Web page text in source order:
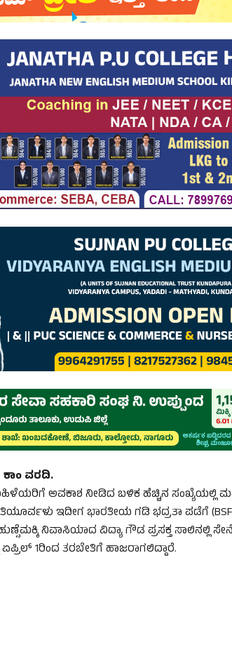
ವರದಿ.
ಅವಕಾಶ ನೀಡಿದ ಬಳಿಕ ಹೆಚ್ಚಿನ ಸಂಖ್ಯೆಯಲ್ಲಿ
ಇದೀಗ ಭಾರತೀಯ ಗಡಿ ಭದ್ರತಾ ಪಡೆಗೆ (BSF)
ನಿವಾಸಿಯಾದ ವಿದ್ಯಾ ಗೌಡ ಪ್ರಸಕ್ತ ಸಾಲಿನಲ್ಲಿ
1ರಿಂದ ತರಬೇತಿಗೆ ಹಾಜರಾಗಲಿದ್ದಾರೆ.